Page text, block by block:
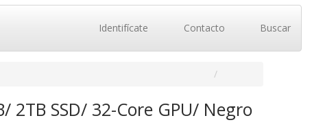
Identifícate Contacto Buscar
2TB SSD/ 32-Core GPU/ Negro